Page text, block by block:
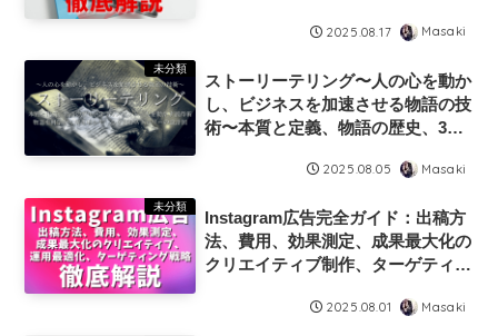
2025.08.17 Masaki
未分類
ストーリーテリング〜人の心を動か
し、ビジネスを加速させる物語の技
術〜本質と定義、物語の歴史、3つ
かす、心を掴むストーリーの設計
2025.08.05 Masaki
未分類
Instagram広告完全ガイド：出稿方
法、費用、効果測定、成果最大化の
クリエイティブ制作、ターゲティン
2025.08.01 Masaki